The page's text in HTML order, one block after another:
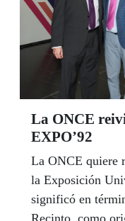
La ONCE
EXPO’92
La ONCE quiere
la Exposición
significó en